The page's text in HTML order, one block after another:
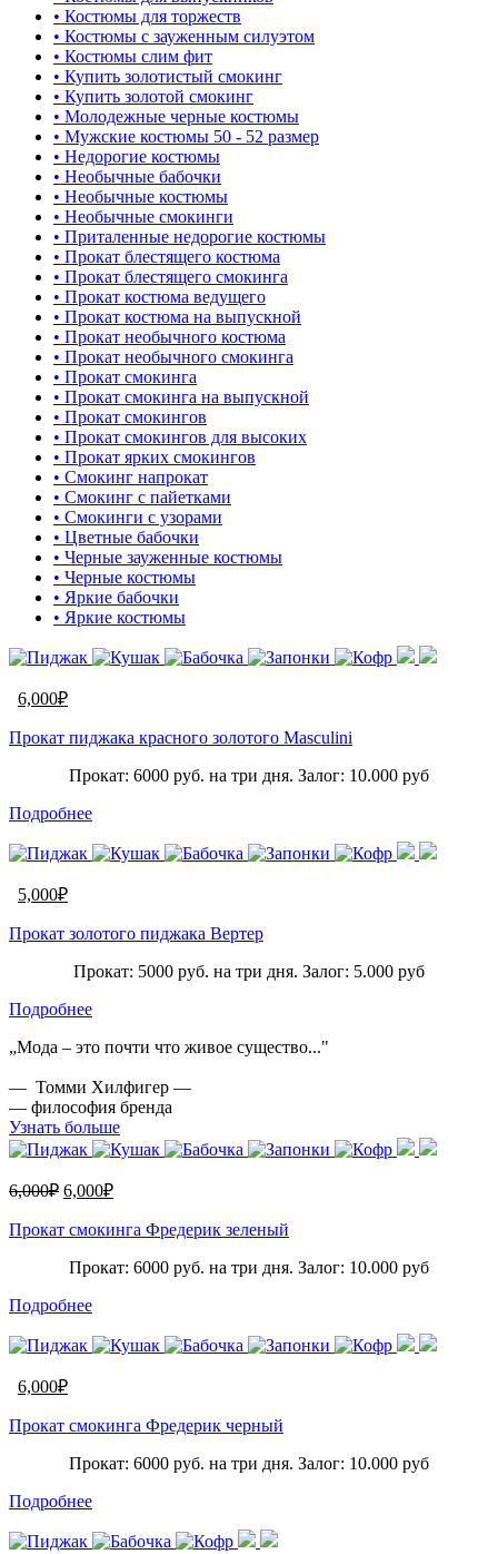
• Костюмы для торжеств
• Костюмы с зауженным силуэтом
• Костюмы слим фит
• Купить золотистый смокинг
• Купить золотой смокинг
• Молодежные черные костюмы
• Мужские костюмы 50 - 52 размер
• Недорогие костюмы
• Необычные бабочки
• Необычные костюмы
• Необычные смокинги
• Приталенные недорогие костюмы
• Прокат блестящего костюма
• Прокат блестящего смокинга
• Прокат костюма ведущего
• Прокат костюма на выпускной
• Прокат необычного костюма
• Прокат необычного смокинга
• Прокат смокинга
• Прокат смокинга на выпускной
• Прокат смокингов
• Прокат смокингов для высоких
• Прокат ярких смокингов
• Смокинг напрокат
• Смокинг с пайетками
• Смокинги с узорами
• Цветные бабочки
• Черные зауженные костюмы
• Черные костюмы
• Яркие бабочки
• Яркие костюмы
6,000₽
Прокат пиджака красного золотого Masculini
Прокат: 6000 руб. на три дня. Залог: 10.000 руб
Подробнее
5,000₽
Прокат золотого пиджака Вертер
Прокат: 5000 руб. на три дня. Залог: 5.000 руб
Подробнее
„Мода – это почти что живое существо..."
— Томми Хилфигер —
— философия бренда
Узнать больше
6,000₽ 6,000₽
Прокат смокинга Фредерик зеленый
Прокат: 6000 руб. на три дня. Залог: 10.000 руб
Подробнее
6,000₽
Прокат смокинга Фредерик черный
Прокат: 6000 руб. на три дня. Залог: 10.000 руб
Подробнее